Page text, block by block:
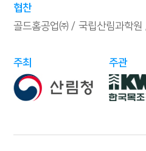
협찬
골드홈공업㈜
국립산림과학원
주최 주관